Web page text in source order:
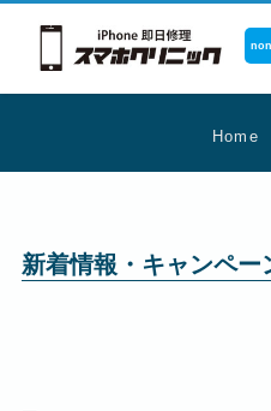
Home
新着情報・キャンペー